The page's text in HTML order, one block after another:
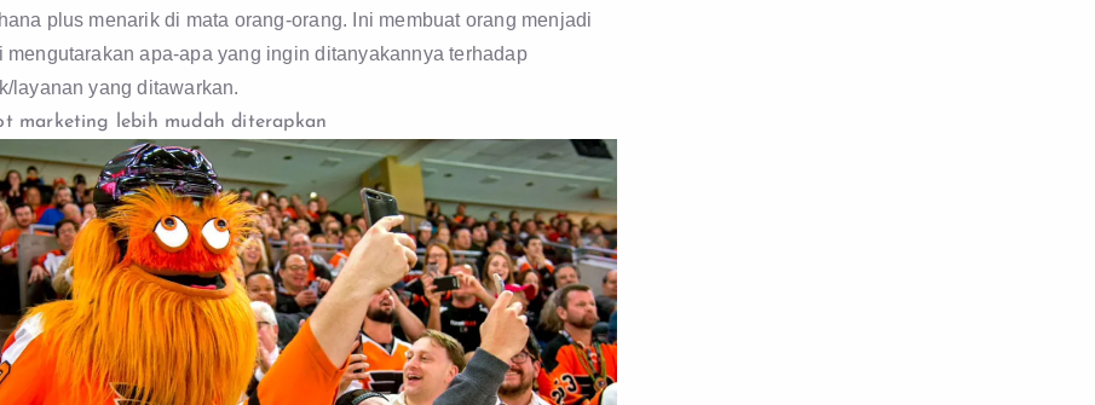
plus menarik di mata orang-orang. Ini membuat orang menjadi
mengutarakan apa-apa yang ingin ditanyakannya terhadap
layanan yang ditawarkan.
marketing lebih mudah diterapkan